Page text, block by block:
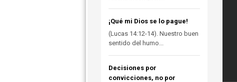
¡Qué mi Dios se lo pague!
(Lucas 14:12-14). Nuestro buen
sentido del humo...
Decisiones por
convicciones, no por